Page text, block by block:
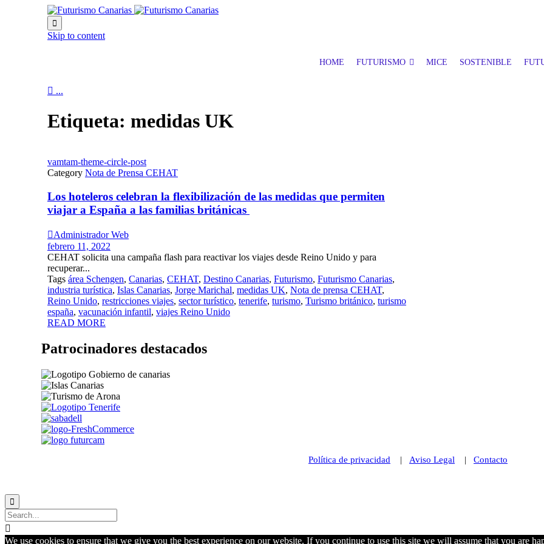

Skip to content
HOME FUTURISMO MICE SOSTENIBLE
 ...
Etiqueta: medidas UK
vamtam-theme-circle-post
Category Nota de Prensa CEHAT
Los hoteleros celebran la flexibilización de las medidas que permiten
viajar a España a las familias británicas
Administrador Web
febrero 11, 2022
CEHAT solicita una campaña flash para reactivar los viajes desde Reino Unido y para
recuperar...
Tags área Schengen, Canarias, CEHAT, Destino Canarias, Futurismo, Futurismo Canarias,
industria turística, Islas Canarias, Jorge Marichal, medidas UK, Nota de prensa CEHAT,
Reino Unido, restricciones viajes, sector turístico, tenerife, turismo, Turismo británico, turismo
españa, vacunación infantil, viajes Reino Unido
READ MORE
Patrocinadores destacados
Política de privacidad | Aviso Legal | Contacto


We use cookies to ensure that we give you the best experience on our website. If you continue to use this site we will assume that you are